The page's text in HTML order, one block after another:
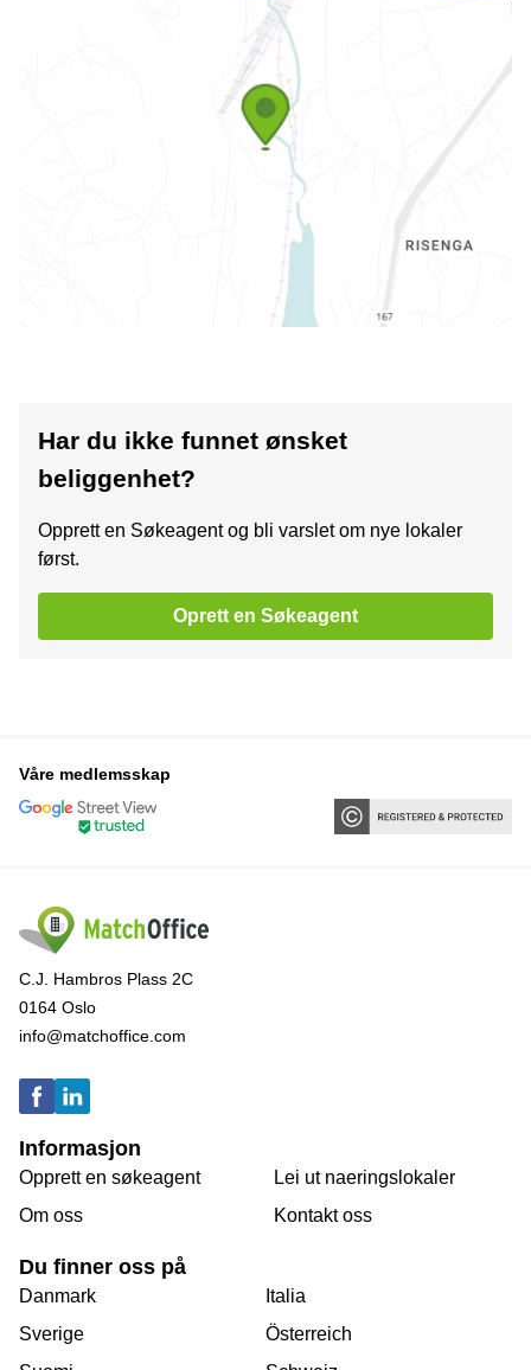
Har du ikke funnet ønsket
beliggenhet?
Opprett en Søkeagent og bli varslet om nye lokaler
først.
Oprett en Søkeagent
Våre medlemsskap
C.J. Hambros Plass 2C
0164 Oslo
info@matchoffice.com
Informasjon
Opprett en søkeagent
Om oss
Lei ut naeringslokaler
Kontakt oss
Du finner oss på
Danmark
Sverige
Italia
Österreich